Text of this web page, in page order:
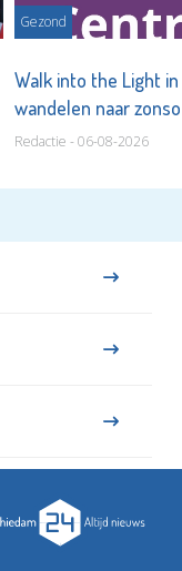
Gezond
Walk into the Light in
wandelen naar
te staan bij suïcide
Redactie - 06-08-2026